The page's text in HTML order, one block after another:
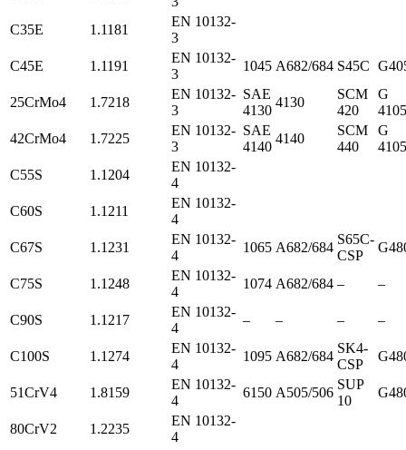
C35E
1.1181
EN 10132-
3
C45E
1.1191
EN 10132-
3
1045 A682/684 S45C
25CrMo4 1.7218
EN 10132-
3
SAE
4130
4130
SCM
420
G
4105
42CrMo4
1.7225
EN 10132-
3
SAE
4140
4140
SCM
440
G
4105
C55S
1.1204
EN 10132-
4
C60S
1.1211
EN 10132-
4
C67S
1.1231
EN 10132-
4
1065 A682/684
S65C-
CSP
C75S 1.1248
EN 10132-
4
1074 A682/684 – –
C90S 1.1217
EN 10132-
4
– – – –
C100S 1.1274
EN 10132-
4
1095 A682/684
SK4-
CSP
51CrV4 1.8159
EN 10132-
4
6150 A505/506
SUP
10
80CrV2 1.2235
EN 10132-
4